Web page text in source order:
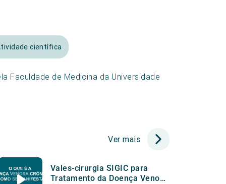
científica
Faculdade de Medicina da Universidade
Ver mais
Vales-cirurgia SIGIC para
Tratamento da Doença Venosa